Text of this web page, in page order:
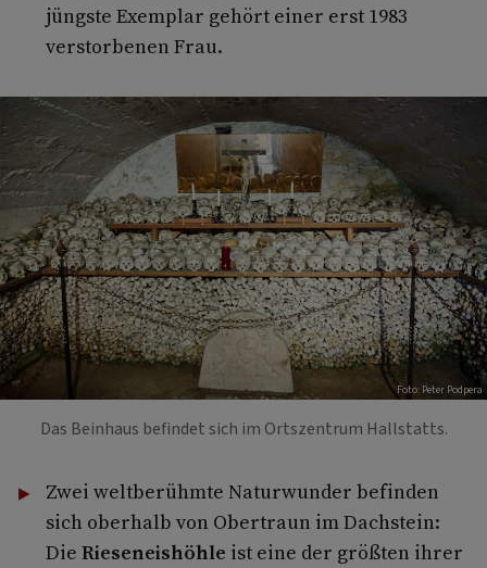
jüngste Exemplar gehört einer erst 1983
verstorbenen Frau.
Foto: Peter Podpera
Das Beinhaus befindet sich im Ortszentrum Hallstatts.
Zwei weltberühmte Naturwunder befinden
sich oberhalb von Obertraun im Dachstein:
Die Rieseneishöhle ist eine der größten ihrer